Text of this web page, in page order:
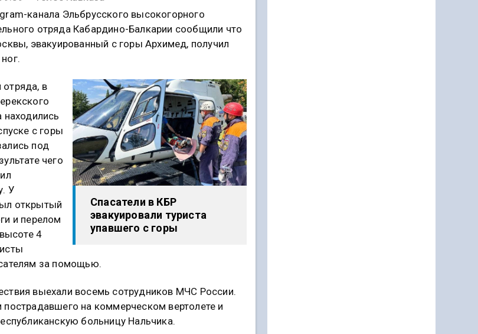
канала Эльбрусского высокогорного
отряда Кабардино-Балкарии сообщили что
эвакуированный с горы Архимед, получил
Спасатели в КБР
эвакуировали туриста
упавшего с горы
в
находились
с горы
под
чего
У
открытый
и перелом
4
за помощью.
выехали восемь сотрудников МЧС России.
пострадавшего на коммерческом вертолете и
больницу Нальчика.